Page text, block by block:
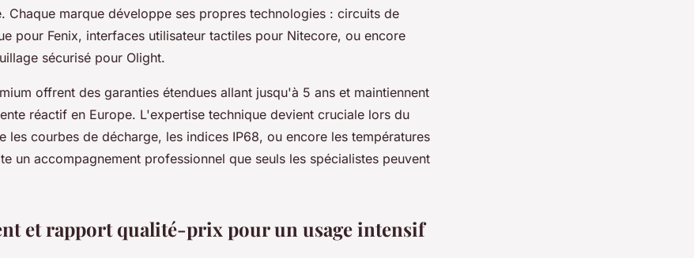
Chaque marque développe ses propres technologies : circuits de
pour Fenix, interfaces utilisateur tactiles pour Nitecore, ou encore
sécurisé pour Olight.
offrent des garanties étendues allant jusqu'à 5 ans et maintiennent
réactif en Europe. L'expertise technique devient cruciale lors du
les courbes de décharge, les indices IP68, ou encore les températures
un accompagnement professionnel que seuls les spécialistes peuvent
et rapport qualité-prix pour un usage intensif